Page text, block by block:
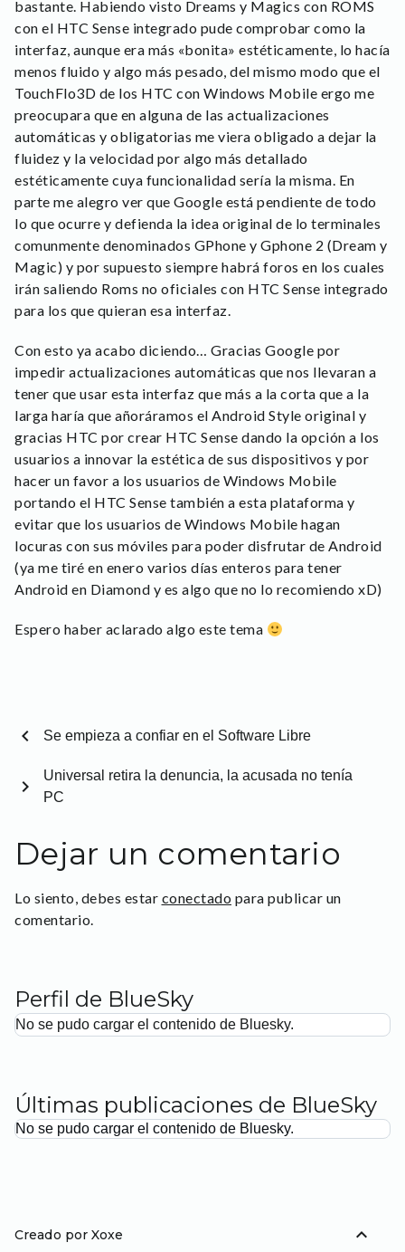
bastante. Habiendo visto Dreams y Magics con ROMS
con el HTC Sense integrado pude comprobar como la
interfaz, aunque era más «bonita» estéticamente, lo hacía
menos fluido y algo más pesado, del mismo modo que el
TouchFlo3D de los HTC con Windows Mobile ergo me
preocupara que en alguna de las actualizaciones
automáticas y obligatorias me viera obligado a dejar la
fluidez y la velocidad por algo más detallado
estéticamente cuya funcionalidad sería la misma. En
parte me alegro ver que Google está pendiente de todo
lo que ocurre y defienda la idea original de lo terminales
comunmente denominados GPhone y Gphone 2 (Dream y
Magic) y por supuesto siempre habrá foros en los cuales
irán saliendo Roms no oficiales con HTC Sense integrado
para los que quieran esa interfaz.
Con esto ya acabo diciendo… Gracias Google por
impedir actualizaciones automáticas que nos llevaran a
tener que usar esta interfaz que más a la corta que a la
larga haría que añoráramos el Android Style original y
gracias HTC por crear HTC Sense dando la opción a los
usuarios a innovar la estética de sus dispositivos y por
hacer un favor a los usuarios de Windows Mobile
portando el HTC Sense también a esta plataforma y
evitar que los usuarios de Windows Mobile hagan
locuras con sus móviles para poder disfrutar de Android
(ya me tiré en enero varios días enteros para tener
Android en Diamond y es algo que no lo recomiendo xD)
Espero haber aclarado algo este tema
chevron_left Se empieza a confiar en el Software Libre
Universal retira la denuncia, la acusada no tenía
PC
chevron_right
Dejar un comentario
Lo siento, debes estar conectado para publicar un
comentario.
Perfil de BlueSky
No se pudo cargar el contenido de Bluesky.
Últimas publicaciones de BlueSky
No se pudo cargar el contenido de Bluesky.
Creado por Xoxe expand_less